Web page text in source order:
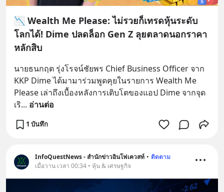
📉 Wealth Me Please: ไม่รวยก็เทรดหุ้นระดับ
โลกได้! Dime ปลดล็อก Gen Z ลุยตลาดนอกราคา
หลักสิบ
นายธนกฤต รุ่งโรจน์ชัยพร Chief Business Officer จาก
KKP Dime ได้มามาร่วมพูดคุยในรายการ Wealth Me
Please เล่าถึงเบื้องหลังการเติบโตของแอป Dime จากจุด
เริ... อ่านต่อ
1 บันทึก
InfoQuestNews - สำนักข่าวอินโฟเควสท์ • ติดตาม
เมื่อวาน เวลา 00:34 • หุ้น & เศรษฐกิจ